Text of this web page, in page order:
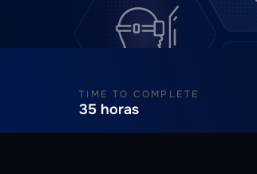
TIME TO COMPLETE
35 horas